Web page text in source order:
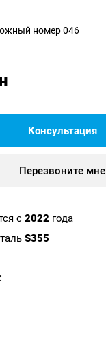
номер 046
Консультация
Перезвоните мне
с 2022 года
S355